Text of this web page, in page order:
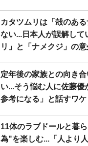
カタツムリは「殻のあ
ない...日本人が誤解して
リ」と「ナメクジ」の
定年後の家族との向き
い...そう悩む人に佐藤優
参考になる」と話すワケ
11体のラブドールと暮
為"を楽しむ...「人より